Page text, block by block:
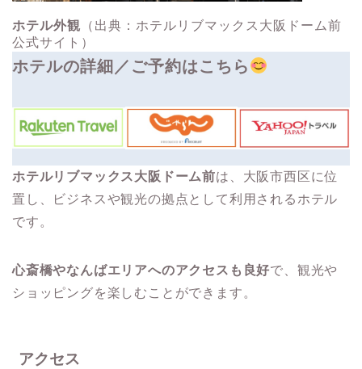
ホテル外観 （出典：ホテルリブマックス大阪ドーム前
公式サイト）
ホテルの詳細／ご予約はこちら
ホテルリブマックス大阪ドーム前は、大阪市西区に位
置し、ビジネスや観光の拠点として利用されるホテル
です。
心斎橋やなんばエリアへのアクセスも良好で、観光や
ショッピングを楽しむことができます。
アクセス